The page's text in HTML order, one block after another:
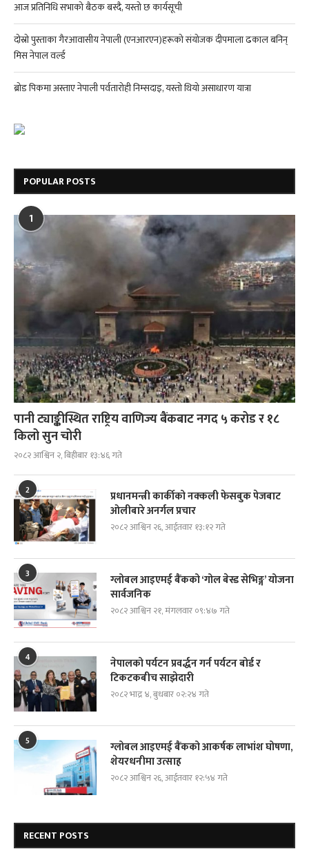
आज प्रतिनिधि सभाको बैठक बस्दै, यस्तो छ कार्यसूची
दोस्रो पुस्ताका गैरआवासीय नेपाली (एनआरएन)हरूको संयोजक दीपमाला ढकाल बनिन्
मिस नेपाल वर्ल्ड
ब्रोड पिकमा अस्ताए नेपाली पर्वतारोही निम्सदाइ, यस्तो थियो असाधारण यात्रा
POPULAR POSTS
1
पानी ट्याङ्कीस्थित राष्ट्रिय वाणिज्य बैंकबाट नगद ५ करोड र १८
किलो सुन चोरी
२०८२ आश्विन २, बिहीबार १३:४६ गते
2
प्रधानमन्त्री कार्कीको नक्कली फेसबुक पेजबाट
ओलीबारे अनर्गल प्रचार
२०८२ आश्विन २६, आईतवार १३:१२ गते
3
ग्लोबल आइएमई बैंकको ‘गोल बेस्ड सेभिङ्ग’ योजना
सार्वजनिक
२०८२ आश्विन २१, मंगलवार ०९:४७ गते
4
नेपालको पर्यटन प्रवर्द्धन गर्न पर्यटन बोर्ड र
टिकटकबीच साझेदारी
२०८२ भाद्र ४, बुधबार ०२:२४ गते
5
ग्लोबल आइएमई बैंकको आकर्षक लाभांश घोषणा,
शेयरधनीमा उत्साह
२०८२ आश्विन २६, आईतवार १२:५४ गते
RECENT POSTS